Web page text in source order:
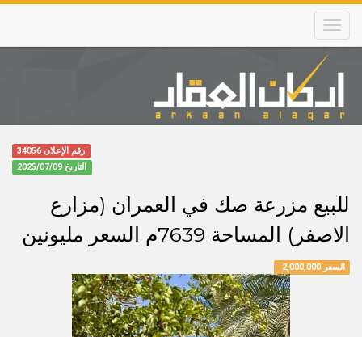
Skip
main
content
Main
navigation
رقم الإعلان 34056
التاريخ 2025/07/09
للبيع مزرعة صك في العمران (مزارع
الاصفر) المساحة 7639م السعر مليونين
السعر 2,000,000